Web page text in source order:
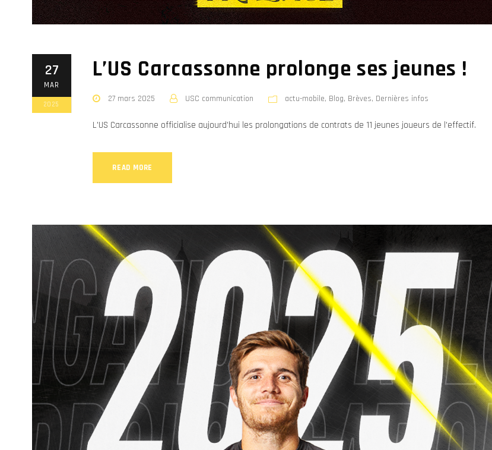
27
MAR
2025
L’US Carcassonne prolonge ses jeunes !
27 mars 2025 USC communication actu-mobile, Blog, Brèves, Dernières infos
L'US Carcassonne officialise aujourd'hui les prolongations de contrats de 11 jeunes joueurs de l'effectif.
READ MORE